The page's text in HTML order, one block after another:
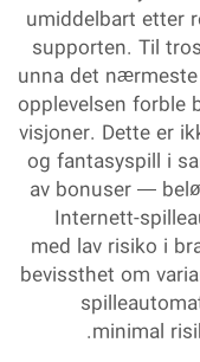
umiddelbart
supporten. Til
unna det
opplevelsen
visjoner. Dette er
og fantasyspill i
av bonuser —
Internett-
med lav risiko i
bevissthet om
minimal